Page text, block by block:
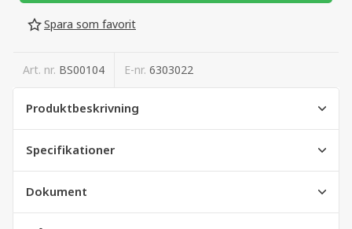
Spara som favorit
Art. nr. BS00104 E-nr. 6303022
Produktbeskrivning
Specifikationer
Dokument